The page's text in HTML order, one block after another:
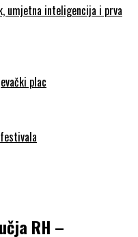
umjetna inteligencija i prva
plac
RH –